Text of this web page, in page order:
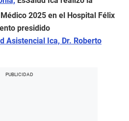
2025 en el Hospital Félix
presidido
Asistencial Ica, Dr. Roberto